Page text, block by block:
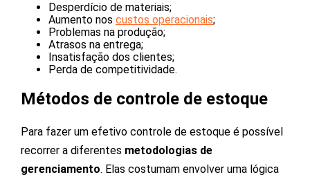
Desperdício de materiais;
Aumento nos custos operacionais;
Problemas na produção;
Atrasos na entrega;
Insatisfação dos clientes;
Perda de competitividade.
Métodos de controle de estoque
Para fazer um efetivo controle de estoque é possível
recorrer a diferentes metodologias de
gerenciamento. Elas costumam envolver uma lógica